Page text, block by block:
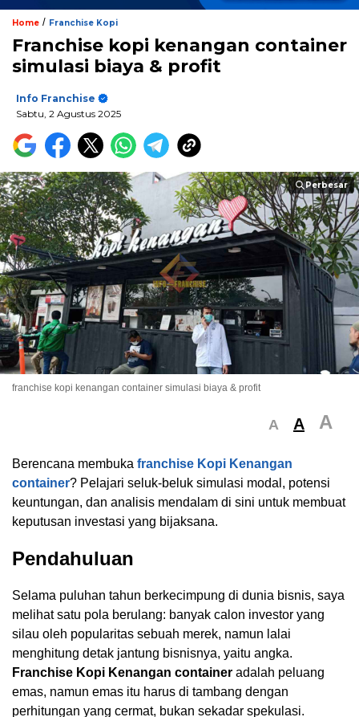
Home / Franchise Kopi
Franchise kopi kenangan container
simulasi biaya & profit
Info Franchise
Sabtu, 2 Agustus 2025
Perbesar
franchise kopi kenangan container simulasi biaya & profit
A A A
Berencana membuka franchise Kopi Kenangan
container? Pelajari seluk-beluk simulasi modal, potensi
keuntungan, dan analisis mendalam di sini untuk membuat
keputusan investasi yang bijaksana.
Pendahuluan
Selama puluhan tahun berkecimpung di dunia bisnis, saya
melihat satu pola berulang: banyak calon investor yang
silau oleh popularitas sebuah merek, namun lalai
menghitung detak jantung bisnisnya, yaitu angka.
Franchise Kopi Kenangan container adalah peluang
emas, namun emas itu harus di tambang dengan
perhitungan yang cermat, bukan sekadar spekulasi.